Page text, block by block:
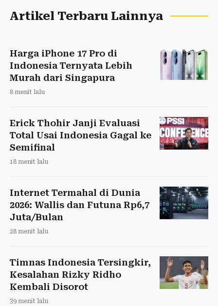
Artikel Terbaru Lainnya
Harga iPhone 17 Pro di
Indonesia Ternyata Lebih
Murah dari Singapura
8 menit lalu
Erick Thohir Janji Evaluasi
Total Usai Indonesia Gagal ke
Semifinal
18 menit lalu
Internet Termahal di Dunia
2026: Wallis dan Futuna Rp6,7
Juta/Bulan
28 menit lalu
Timnas Indonesia Tersingkir,
Kesalahan Rizky Ridho
Kembali Disorot
39 menit lalu